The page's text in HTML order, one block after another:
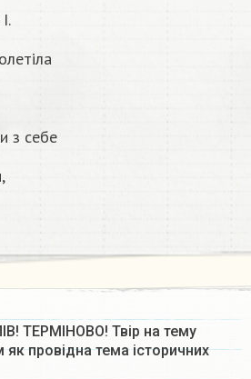
з себе
ТЕРМІНОВО! Твір на тему
як провідна тема історичних